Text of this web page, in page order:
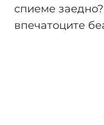
спиеме
впечатоците